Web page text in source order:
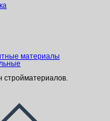
материалы